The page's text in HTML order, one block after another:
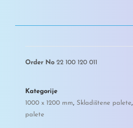
Order No 22 100 120 011
Kategorije
1000 x 1200 mm, Skladištene palete,
palete